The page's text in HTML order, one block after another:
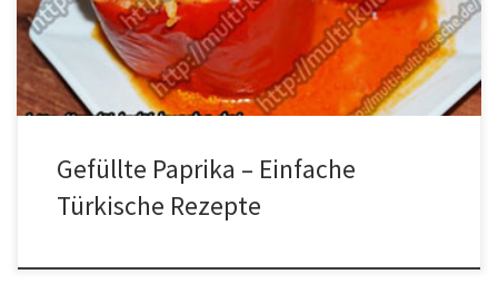
abschneiden und alles entkernen. Etwas Öl in die Pfanne geben,
die Zwiebeln und den Knobi […]
Gefüllte Paprika – Einfache
Türkische Rezepte